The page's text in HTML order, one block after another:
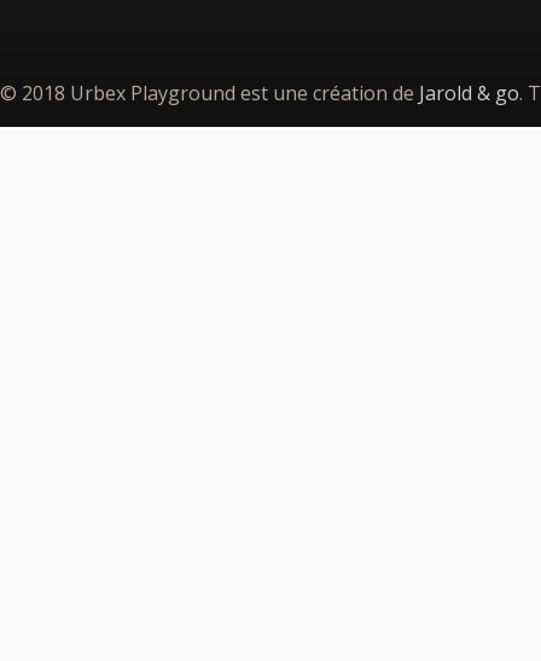
© 2018 Urbex Playground est une création de Jarold & go.